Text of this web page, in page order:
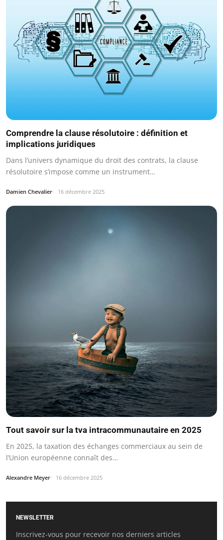
Comprendre la clause résolutoire : définition et
implications juridiques
Dans l’univers dynamique du droit des contrats, la clause
résolutoire s’impose comme un instrument…
Damien Chevalier 16 décembre 2025
Tout savoir sur la tva intracommunautaire en 2025
En 2025, la taxation des échanges commerciaux au sein de
l’Union européenne connaît des…
Alexandre Meyer 16 décembre 2025
NEWSLETTER
Inscrivez-vous pour recevoir nos derniers articles